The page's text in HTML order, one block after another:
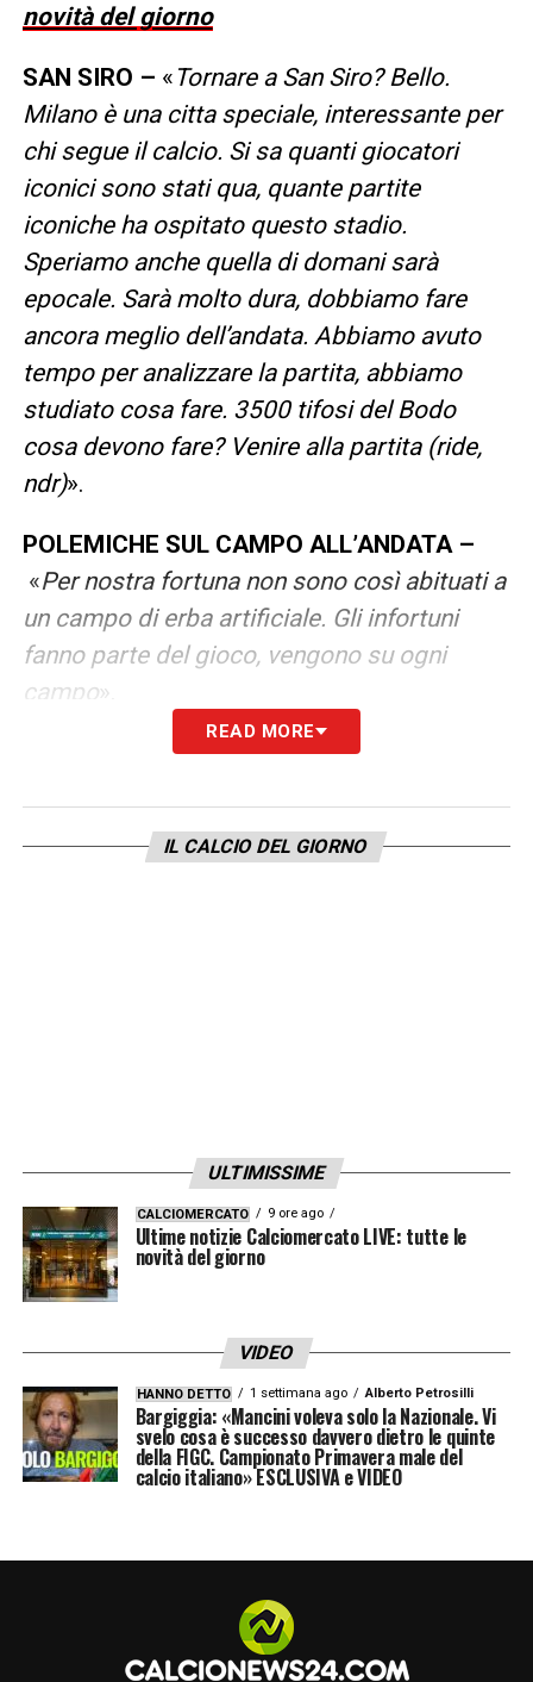
novità del giorno
SAN SIRO – « Tornare a San Siro? Bello.
Milano è una citta speciale, interessante per
chi segue il calcio. Si sa quanti giocatori
iconici sono stati qua, quante partite
iconiche ha ospitato questo stadio.
Speriamo anche quella di domani sarà
epocale. Sarà molto dura, dobbiamo fare
ancora meglio dell’andata. Abbiamo avuto
tempo per analizzare la partita, abbiamo
studiato cosa fare. 3500 tifosi del Bodo
cosa devono fare? Venire alla partita (ride,
ndr)».
POLEMICHE SUL CAMPO ALL’ANDATA –
«Per nostra fortuna non sono così abituati a
un campo di erba artificiale. Gli infortuni
fanno parte del gioco, vengono su ogni
campo».
TANTI TIFOSI DEL MILAN TIFANO PER TE –
estrema, tra le più grandi al mondo. Sarà una
partita molto interessante domani, ma la
non possono pressare per tutta la partita.
Dobbiamo farci trovare pronti
EX COMPAGNI DEL MILAN –
Milan. E’ sempre bello avere degli amici,
tanti sono buoni amici. Ovviamente sono
stati contenti del mio gol contro l’Inter,
significa tanto per loro. E’ stato bello».
HAUGE
LA PLAYLIST DELLE NOSTRE TOP NEWS
READ MORE
IL CALCIO DEL GIORNO
ULTIMISSIME
CALCIOMERCATO 9 ore ago
Ultime notizie Calciomercato LIVE: tutte le
novità del giorno
VIDEO
HANNO DETTO 1 settimana ago Alberto Petrosilli
Bargiggia: «Mancini voleva solo la Nazionale. Vi
svelo cosa è successo davvero dietro le quinte
della FIGC. Campionato Primavera male del
calcio italiano» ESCLUSIVA e VIDEO